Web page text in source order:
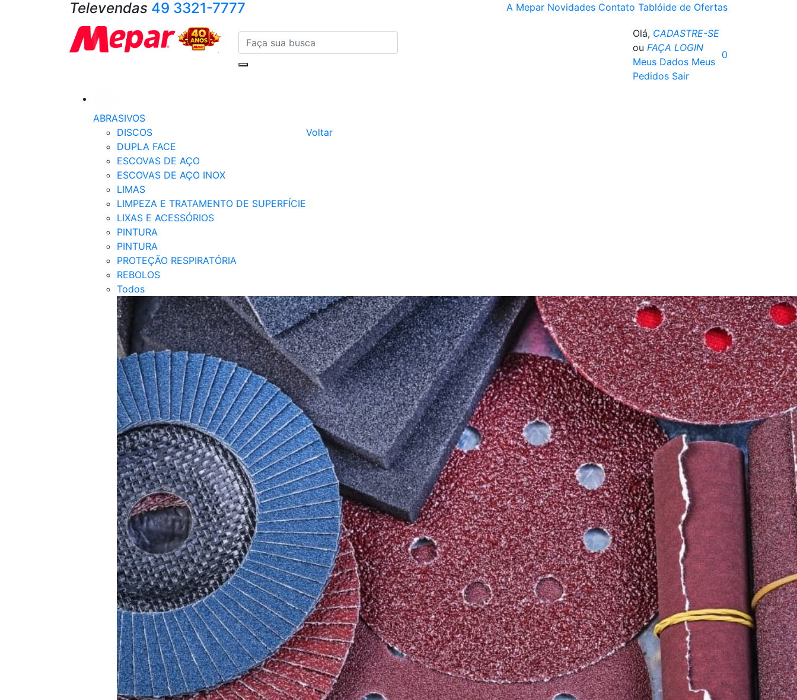
Televendas 49 3321-7777 A Mepar Novidades Contato Tablóide de Ofertas
Olá, CADASTRE-SE
ou FAÇA LOGIN
Meus Dados Meus
Pedidos Sair
0
ABRASIVOS
Voltar
DISCOS
DUPLA FACE
ESCOVAS DE AÇO
ESCOVAS DE AÇO INOX
LIMAS
LIMPEZA E TRATAMENTO DE SUPERFÍCIE
LIXAS E ACESSÓRIOS
PINTURA
PINTURA
PROTEÇÃO RESPIRATÓRIA
REBOLOS
Todos